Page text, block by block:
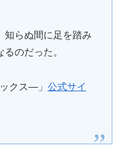
知らぬ間に足を踏み
のだった。
クス―」 公式サイ